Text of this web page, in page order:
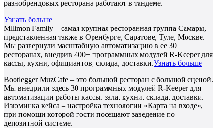
разнобрендовых ресторана работают в тандеме.
Узнать больше
Mllimon Family – самая крупная ресторанная группа Самары,
представленная также в Оренбурге, Саратове, Туле, Москве.
Мы развернули масштабную автоматизацию в ее 30
ресторанах, внедрив 400+ программных модулей R-Keeper для
кассы, кухни, официантов, склада, доставки.Узнать больше
Bootlegger MuzCafe – это большой ресторан с большой сценой.
Мы внедрили здесь 30 программных модулей R-Keeper для
автоматизации работы кассы, зала, кухни, склада, доставки.
Изюминка кейса – настройка технологии «Карта на входе»,
при помощи которой гости посещают заведение по
депозитной системе.